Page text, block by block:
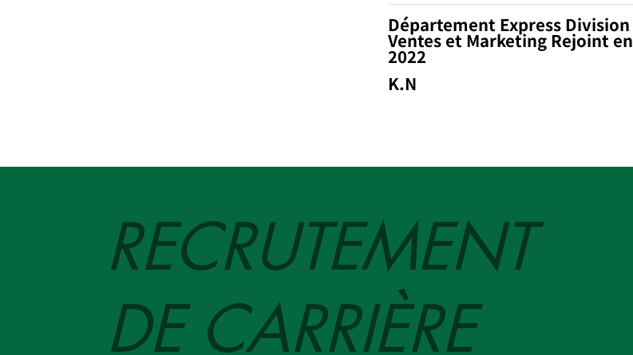
Département Express Division
Ventes et Marketing Rejoint en
2022
K.N
RECRUTEMENT
DE CARRIÈRE